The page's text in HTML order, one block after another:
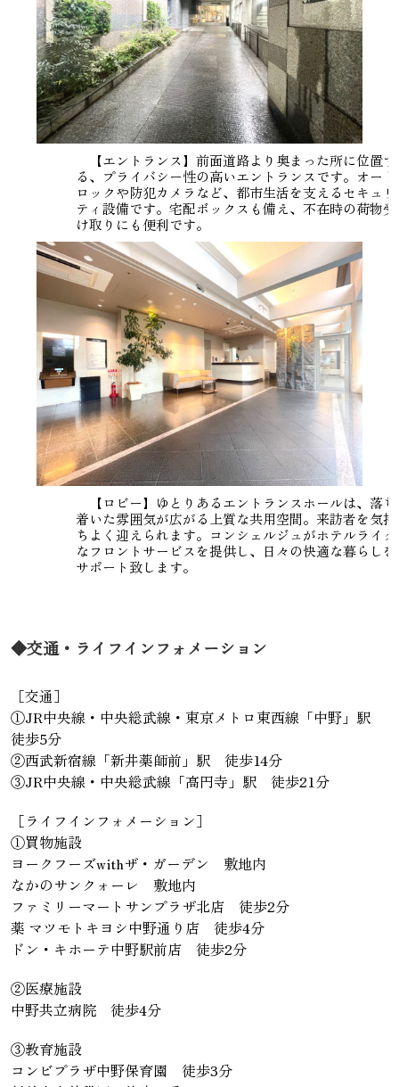
【エントランス】前面道路より奥まった所に位置す
る、プライバシー性の高いエントランスです。オート
ロックや防犯カメラなど、都市生活を支えるセキュリ
ティ設備です。宅配ボックスも備え、不在時の荷物受
け取りにも便利です。
【ロビー】ゆとりあるエントランスホールは、落ち
着いた雰囲気が広がる上質な共用空間。来訪者を気持
ちよく迎えられます。コンシェルジュがホテルライク
なフロントサービスを提供し、日々の快適な暮らしを
サポート致します。
◆交通・ライフインフォメーション
［交通］
①JR中央線・中央総武線・東京メトロ東西線「中野」駅
徒歩5分
②西武新宿線「新井薬師前」駅 徒歩14分
③JR中央線・中央総武線「高円寺」駅 徒歩21分
［ライフインフォメーション］
①買物施設
ヨークフーズwithザ・ガーデン 敷地内
なかのサンクォーレ 敷地内
ファミリーマートサンプラザ北店 徒歩2分
薬 マツモトキヨシ中野通り店 徒歩4分
ドン・キホーテ中野駅前店 徒歩2分
②医療施設
中野共立病院 徒歩4分
③教育施設
コンビプラザ中野保育園 徒歩3分